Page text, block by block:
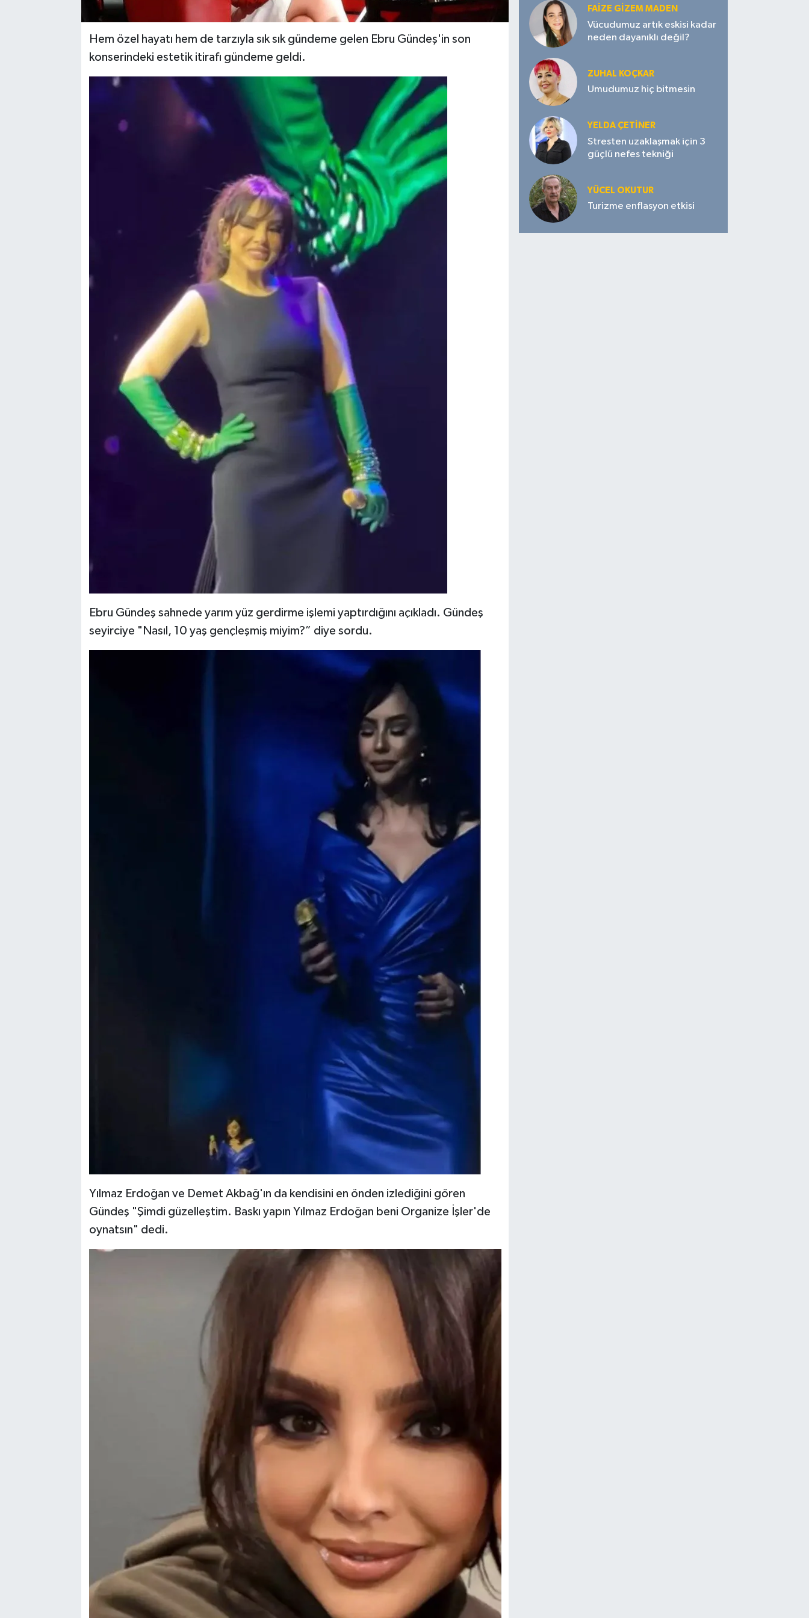
Hem özel hayatı hem de tarzıyla sık sık gündeme gelen Ebru Gündeş'in son
konserindeki estetik itirafı gündeme geldi.
Ebru Gündeş sahnede yarım yüz gerdirme işlemi yaptırdığını açıkladı. Gündeş
seyirciye "Nasıl, 10 yaş gençleşmiş miyim?” diye sordu.
Yılmaz Erdoğan ve Demet Akbağ'ın da kendisini en önden izlediğini gören
Gündeş "Şimdi güzelleştim. Baskı yapın Yılmaz Erdoğan beni Organize İşler'de
oynatsın" dedi.
FAIZE GIZEM MADEN
Vücudumuz artık eskisi kadar
neden dayanıklı değil?
ZUHAL KOÇKAR
Umudumuz hiç bitmesin
YELDA ÇETİNER
Stresten uzaklaşmak için 3
güçlü nefes tekniği
YÜCEL OKUTUR
Turizme enflasyon etkisi